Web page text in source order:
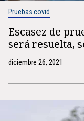
Pruebas covid
Escasez de
será resuelta,
diciembre 26, 2021